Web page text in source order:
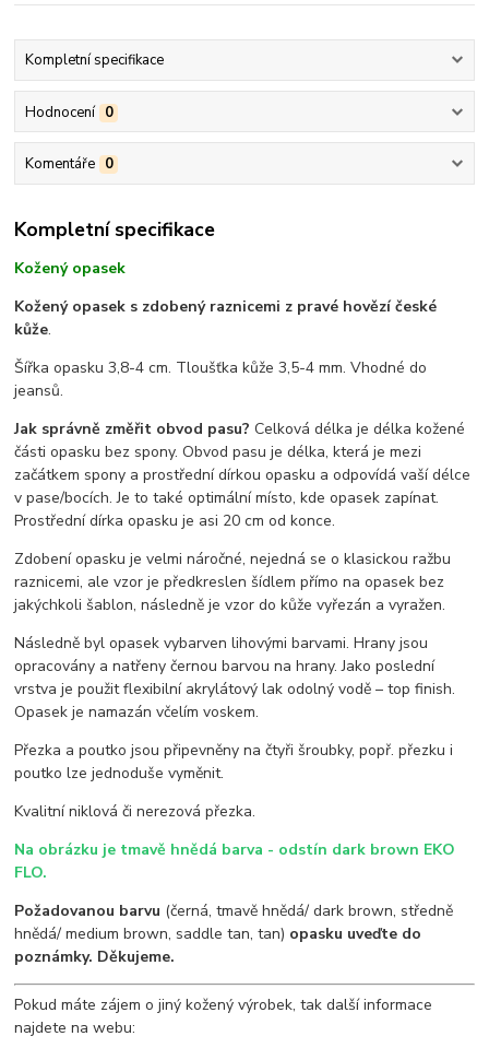
Kompletní specifikace
Hodnocení 0
Komentáře 0
Kompletní specifikace
Kožený opasek
Kožený opasek s zdobený raznicemi z pravé hovězí české
kůže.
Šířka opasku 3,8-4 cm. Tloušťka kůže 3,5-4 mm. Vhodné do
jeansů.
Jak správně změřit obvod pasu?Celková délka je délka kožené
části opasku bez spony. Obvod pasu je délka, která je mezi
začátkem spony a prostřední dírkou opasku a odpovídá vaší délce
v pase/bocích. Je to také optimální místo, kde opasek zapínat.
Prostřední dírka opasku je asi 20 cm od konce.
Zdobení opasku je velmi náročné, nejedná se o klasickou ražbu
raznicemi, ale vzor je předkreslen šídlem přímo na opasek bez
jakýchkoli šablon, následně je vzor do kůže vyřezán a vyražen.
Následně byl opasek vybarven lihovými barvami. Hrany jsou
opracovány a natřeny černou barvou na hrany. Jako poslední
vrstva je použit flexibilní akrylátový lak odolný vodě – top finish.
Opasek je namazán včelím voskem.
Přezka a poutko jsou připevněny na čtyři šroubky, popř. přezku i
poutko lze jednoduše vyměnit.
Kvalitní niklová či nerezová přezka.
Na obrázku je tmavě hnědá barva - odstín dark brown EKO
FLO.
Požadovanou barvu (černá, tmavě hnědá/ dark brown, středně
hnědá/ medium brown, saddle tan, tan) opasku uveďte do
poznámky. Děkujeme.
Pokud máte zájem o jiný kožený výrobek, tak další informace
najdete na webu: